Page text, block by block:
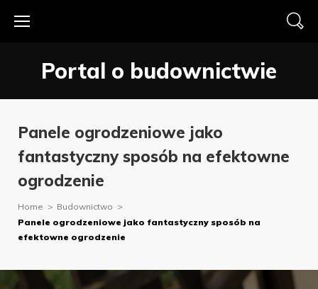
Portal o budownictwie
Panele ogrodzeniowe jako
fantastyczny sposób na efektowne
ogrodzenie
Home > Budownictwo >
Panele ogrodzeniowe jako fantastyczny sposób na
efektowne ogrodzenie